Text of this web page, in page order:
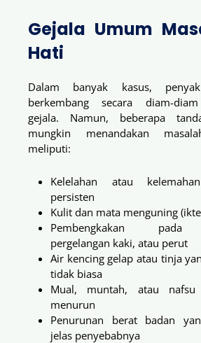
Gejala Umum
Hati
Dalam banyak kasus,
berkembang secara diam-
gejala. Namun, beberapa
mungkin menandakan
meliputi:
Kelelahan atau
persisten
Kulit dan mata menguning
Pembengkakan
pergelangan kaki, atau perut
Air kencing gelap atau tinja
tidak biasa
Mual, muntah, atau nafsu
menurun
Penurunan berat badan
jelas penyebabnya